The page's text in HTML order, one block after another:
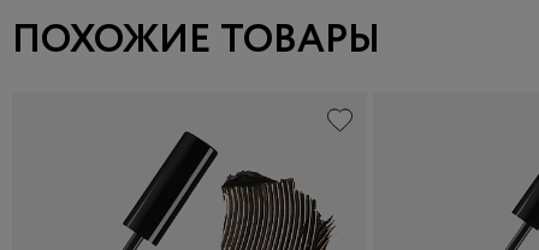
ПОХОЖИЕ ТОВАРЫ